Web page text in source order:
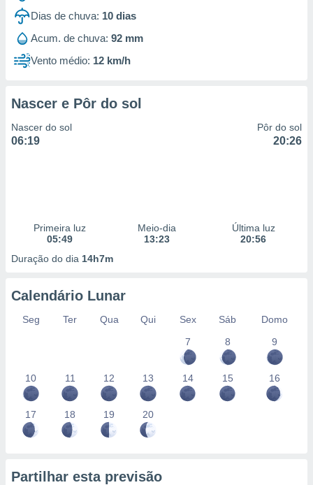
Dias de chuva: 10 dias
Acum. de chuva: 92 mm
Vento médio: 12 km/h
Nascer e Pôr do sol
Nascer do sol
06:19
Pôr do sol
20:26
Primeira luz
05:49
Meio-dia
13:23
Última luz
20:56
Duração do dia 14h7m
Calendário Lunar
Seg Ter Qua Qui Sex Sáb
Domo
7
8 9
10 11 12 13 14 15 16
17 18 19 20
Partilhar esta previsão